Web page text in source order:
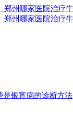
是银宵病的诊断方法